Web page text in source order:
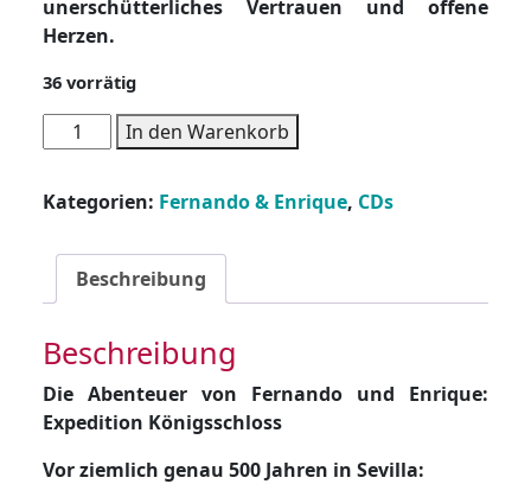
unerschütterliches Vertrauen und offene
Herzen.
36 vorrätig
Abenteuer
Fernando
Enrique
-
CD
-
Expedition
Königsschloss
Menge
In den Warenkorb
Kategorien: Fernando & Enrique, CDs
Beschreibung
Beschreibung
Die Abenteuer von Fernando und Enrique:
Expedition Königsschloss
Vor ziemlich genau 500 Jahren in Sevilla: